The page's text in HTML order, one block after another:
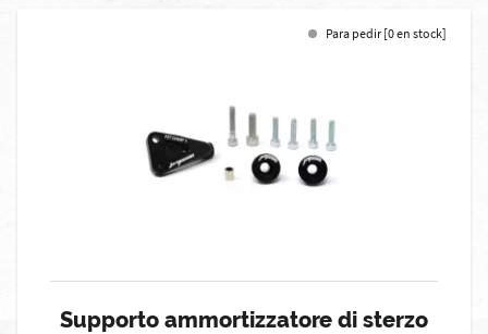
Para pedir [0 en stock]
Supporto ammortizzatore di sterzo